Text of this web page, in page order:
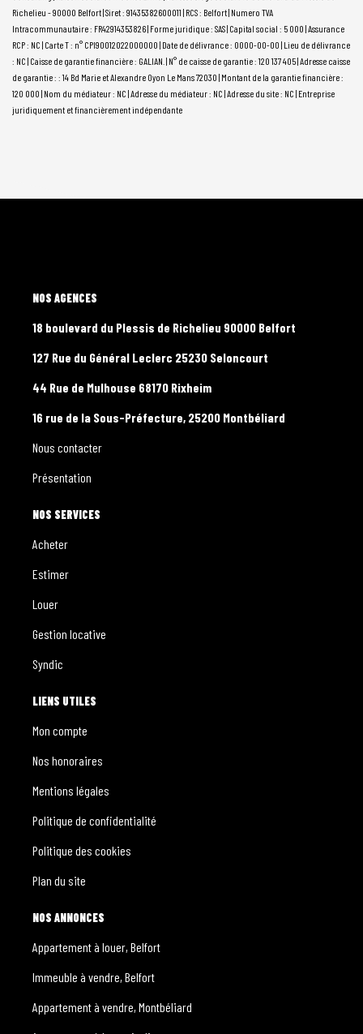
Richelieu - 90000 Belfort | Siret : 91435382600011 | RCS : Belfort | Numero TVA
Intracommunautaire : FR42914353826 | Forme juridique : SAS | Capital social : 5 000 | Assurance
RCP : NC | Carte T : n° CPI90012022000000 | Date de délivrance : 0000-00-00 | Lieu de délivrance
: NC | Caisse de garantie financière : GALIAN. | N° de caisse de garantie : 120 137 405 | Adresse caisse
de garantie : : 14 Bd Marie et Alexandre Oyon Le Mans 72030 | Montant de la garantie financière :
120 000 | Nom du médiateur : NC | Adresse du médiateur : NC | Adresse du site : NC | Entreprise
juridiquement et financièrement indépendante
L'AGENCE
18 boulevard du Plessis de Richelieu 90000 Belfort
127 Rue du Général Leclerc 25230 Seloncourt
44 Rue de Mulhouse 68170 Rixheim
16 rue de la Sous-Préfecture, 25200 Montbéliard
Nous contacter
Présentation
NOS SERVICES
Acheter
Estimer
Louer
Gestion locative
Syndic
LIENS UTILES
Mon compte
Nos honoraires
Mentions légales
Politique de confidentialité
Politique des cookies
Plan du site
NOS ANNONCES
Appartement à louer, Belfort
Immeuble à vendre, Belfort
Appartement à vendre, Montbéliard